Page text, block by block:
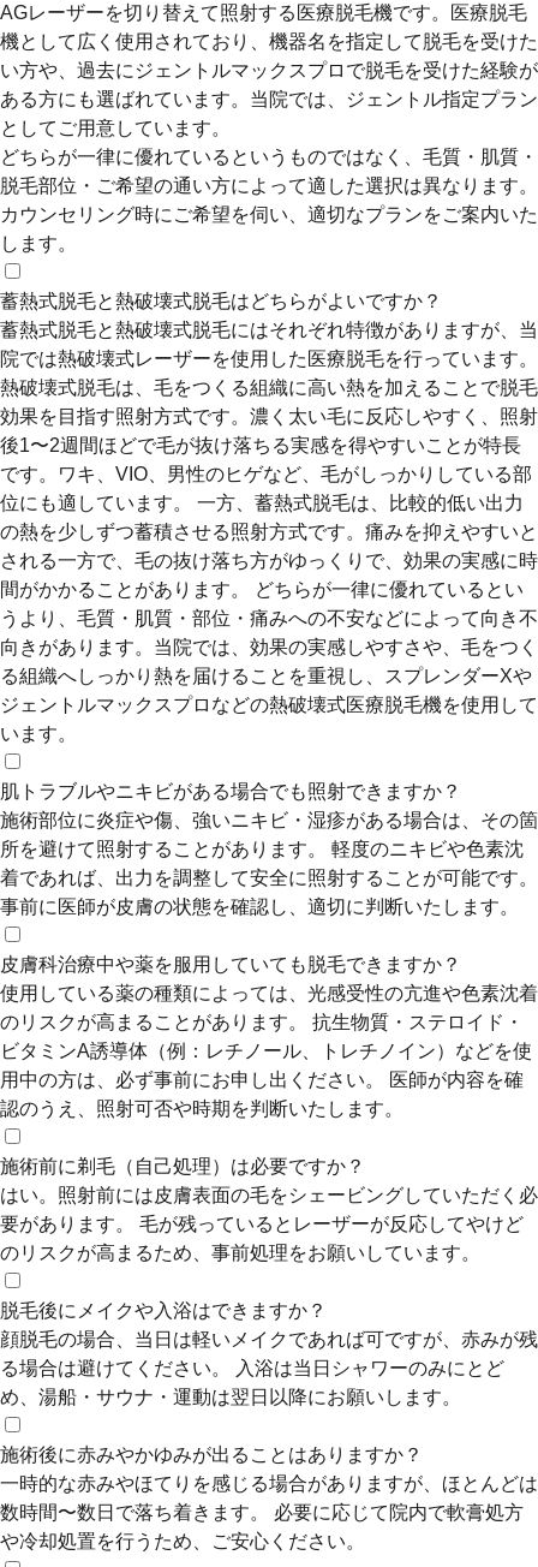
AGレーザーを切り替えて照射する医療脱毛機です。医療脱毛
機として広く使用されており、機器名を指定して脱毛を受けた
い方や、過去にジェントルマックスプロで脱毛を受けた経験が
ある方にも選ばれています。当院では、ジェントル指定プラン
としてご用意しています。
どちらが一律に優れているというものではなく、毛質・肌質・
脱毛部位・ご希望の通い方によって適した選択は異なります。
カウンセリング時にご希望を伺い、適切なプランをご案内いた
します。
蓄熱式脱毛と熱破壊式脱毛はどちらがよいですか？
蓄熱式脱毛と熱破壊式脱毛にはそれぞれ特徴がありますが、当
院では熱破壊式レーザーを使用した医療脱毛を行っています。
熱破壊式脱毛は、毛をつくる組織に高い熱を加えることで脱毛
効果を目指す照射方式です。濃く太い毛に反応しやすく、照射
後1〜2週間ほどで毛が抜け落ちる実感を得やすいことが特長
です。ワキ、VIO、男性のヒゲなど、毛がしっかりしている部
位にも適しています。 一方、蓄熱式脱毛は、比較的低い出力
の熱を少しずつ蓄積させる照射方式です。痛みを抑えやすいと
される一方で、毛の抜け落ち方がゆっくりで、効果の実感に時
間がかかることがあります。 どちらが一律に優れているとい
うより、毛質・肌質・部位・痛みへの不安などによって向き不
向きがあります。当院では、効果の実感しやすさや、毛をつく
る組織へしっかり熱を届けることを重視し、スプレンダーXや
ジェントルマックスプロなどの熱破壊式医療脱毛機を使用して
います。
肌トラブルやニキビがある場合でも照射できますか？
施術部位に炎症や傷、強いニキビ・湿疹がある場合は、その箇
所を避けて照射することがあります。 軽度のニキビや色素沈
着であれば、出力を調整して安全に照射することが可能です。
事前に医師が皮膚の状態を確認し、適切に判断いたします。
皮膚科治療中や薬を服用していても脱毛できますか？
使用している薬の種類によっては、光感受性の亢進や色素沈着
のリスクが高まることがあります。 抗生物質・ステロイド・
ビタミンA誘導体（例：レチノール、トレチノイン）などを使
用中の方は、必ず事前にお申し出ください。 医師が内容を確
認のうえ、照射可否や時期を判断いたします。
施術前に剃毛（自己処理）は必要ですか？
はい。照射前には皮膚表面の毛をシェービングしていただく必
要があります。 毛が残っているとレーザーが反応してやけど
のリスクが高まるため、事前処理をお願いしています。
脱毛後にメイクや入浴はできますか？
顔脱毛の場合、当日は軽いメイクであれば可ですが、赤みが残
る場合は避けてください。 入浴は当日シャワーのみにとど
め、湯船・サウナ・運動は翌日以降にお願いします。
施術後に赤みやかゆみが出ることはありますか？
一時的な赤みやほてりを感じる場合がありますが、ほとんどは
数時間〜数日で落ち着きます。 必要に応じて院内で軟膏処方
や冷却処置を行うため、ご安心ください。